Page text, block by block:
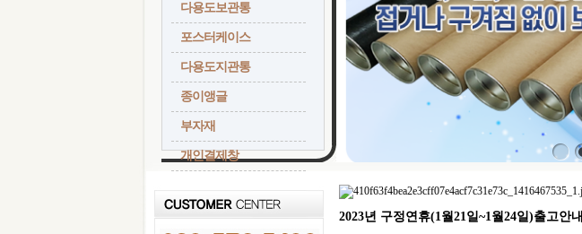
다용도보관통
포스터케이스
다용도지관통
종이앵글
부자재
개인결제창
2023년 구정연휴(1월21일~1월24일)출고안내